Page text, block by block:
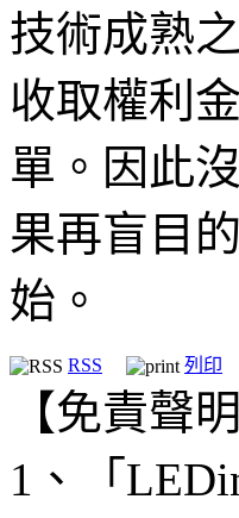
技術成熟
收取權利
單。因此
果再盲目
始。
RSS 列印
【免責聲明
1、「